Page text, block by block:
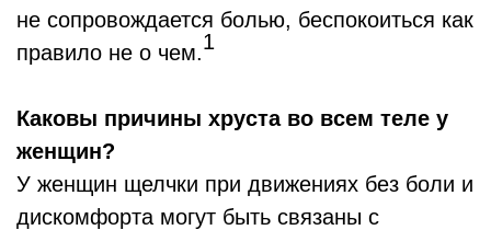
не сопровождается болью, беспокоиться как
правило не о чем.1
Каковы причины хруста во всем теле у
женщин?
У женщин щелчки при движениях без боли и
дискомфорта могут быть связаны с